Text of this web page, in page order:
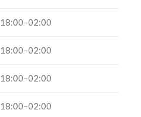
18:00–02:00
18:00–02:00
18:00–02:00
18:00–02:00